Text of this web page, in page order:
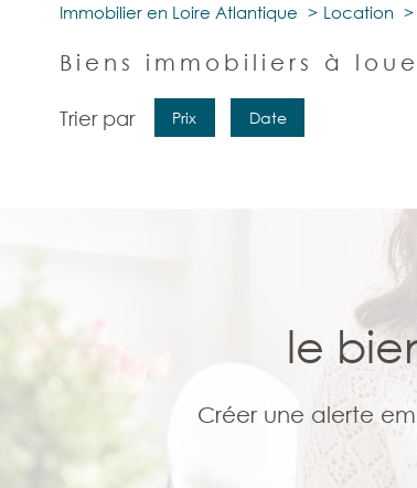
Immobilier en Loire Atlantique Location
Biens immobiliers à
Trier par Prix Date
le
Créer une alerte